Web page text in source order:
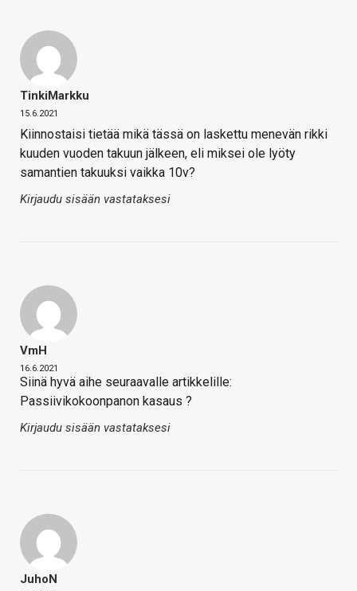
TinkiMarkku
15.6.2021
Kiinnostaisi tietää mikä tässä on laskettu menevän rikki
kuuden vuoden takuun jälkeen, eli miksei ole lyöty
samantien takuuksi vaikka 10v?
Kirjaudu sisään vastataksesi
VmH
16.6.2021
Siinä hyvä aihe seuraavalle artikkelille:
Passiivikokoonpanon kasaus ?
Kirjaudu sisään vastataksesi
JuhoN